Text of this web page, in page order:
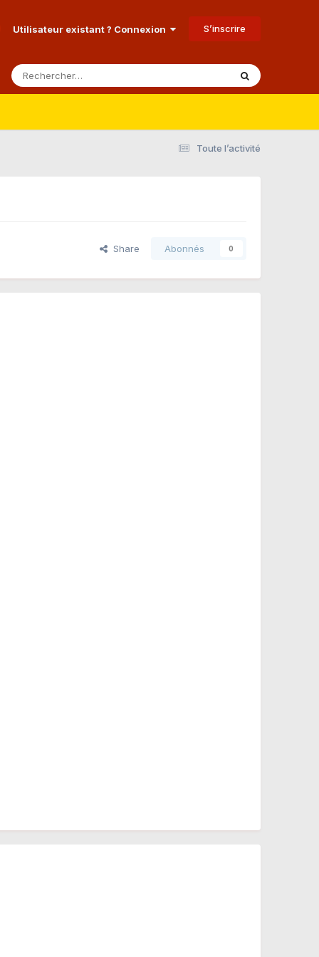
Utilisateur existant ? Connexion S’inscrire
Toute l’activité
Share Abonnés 0